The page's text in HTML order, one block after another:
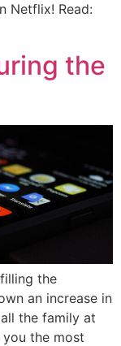
Netflix! Read:
the
the
an increase in
the family at
the most